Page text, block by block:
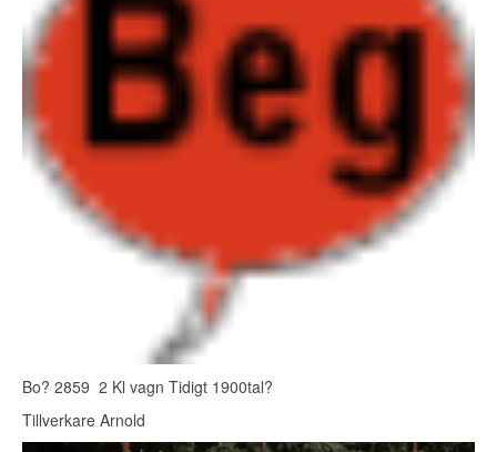
Bo? 2859 2 Kl vagn Tidigt 1900tal?
Tillverkare Arnold